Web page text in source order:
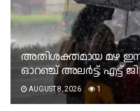
അതിശക്തമായ മഴ
ഓറഞ്ച് അലർട്ട്; എട്ട്
AUGUST 8, 2026 1